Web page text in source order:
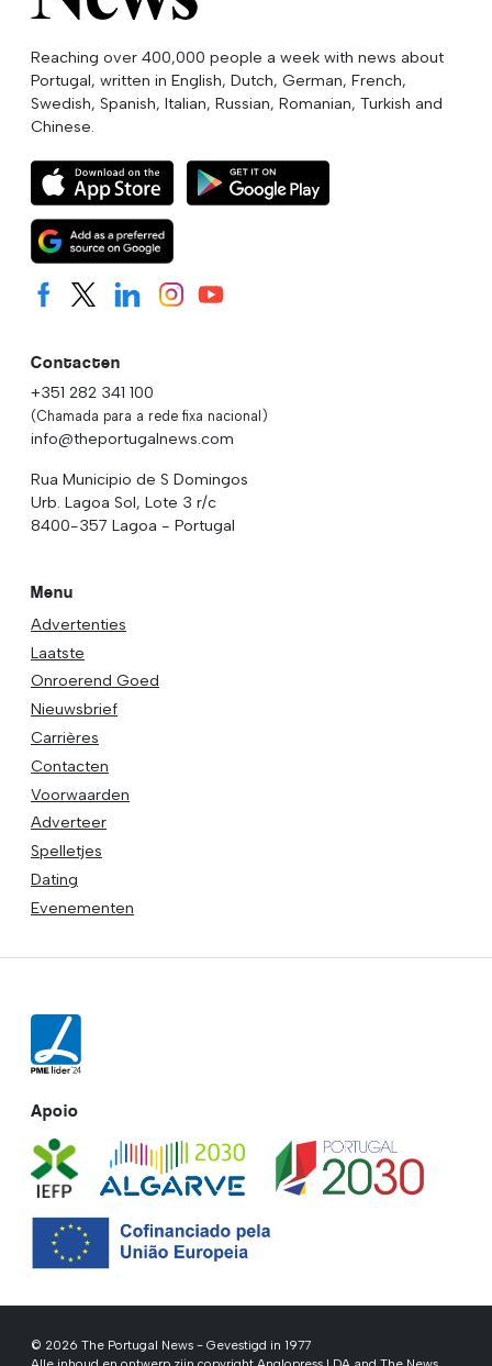
Reaching over 400,000 people a week with news about
Portugal, written in English, Dutch, German, French,
Swedish, Spanish, Italian, Russian, Romanian, Turkish and
Chinese.
Contacten
+351 282 341 100
(Chamada para a rede fixa nacional)
info@theportugalnews.com
Rua Municipio de S Domingos
Urb. Lagoa Sol, Lote 3 r/c
8400-357 Lagoa - Portugal
Menu
Advertenties
Laatste
Onroerend Goed
Nieuwsbrief
Carrières
Contacten
Voorwaarden
Adverteer
Spelletjes
Dating
Evenementen
Apoio
© 2026 The Portugal News - Gevestigd in 1977